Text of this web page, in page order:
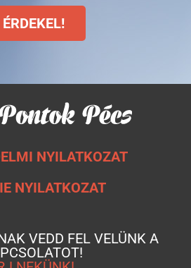
ÉRDEKEL!
NYILATKOZAT
NYILATKOZAT
VEDD FEL VELÜNK A